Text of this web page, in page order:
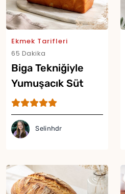
Ekmek Tarifleri
65 Dakika
Biga Tekniğiyle
Yumuşacık Süt
Ekmeği Tarifi
Selinhdr